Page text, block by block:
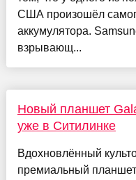
США произошёл
аккумулятора.
взрывающ...
Новый планшет
уже в Ситилинке
Вдохновлённый
премиальный